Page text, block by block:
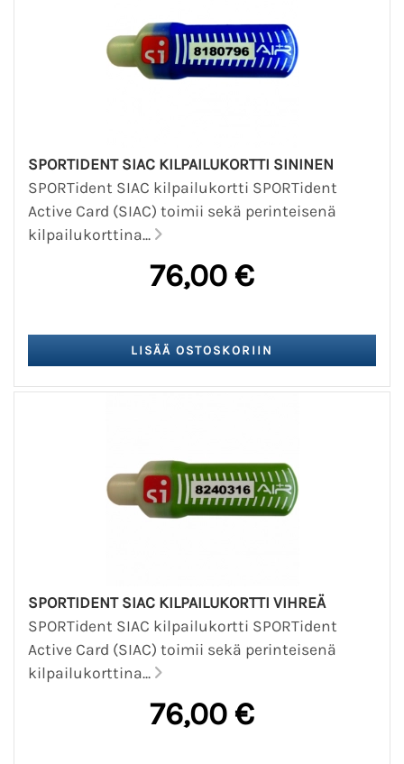
SPORTIDENT SIAC KILPAILUKORTTI SININEN
SPORTident SIAC kilpailukortti SPORTident
Active Card (SIAC) toimii sekä perinteisenä
kilpailukorttina...
76,00 €
SPORTIDENT SIAC KILPAILUKORTTI VIHREÄ
SPORTident SIAC kilpailukortti SPORTident
Active Card (SIAC) toimii sekä perinteisenä
kilpailukorttina...
76,00 €